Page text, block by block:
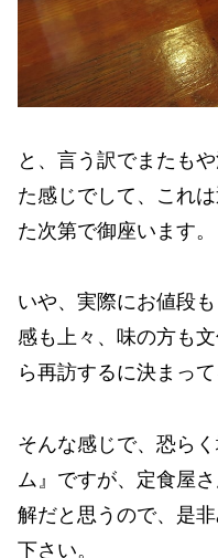
と、言う訳でまたも
た感じでして、これ
た次第で御座います。
いや、実際にお値段
感も上々、味の方も
ら再訪するに決まっ
そんな感じで、恐ら
ム』ですが、定食屋
解だと思うので、是
下さい。